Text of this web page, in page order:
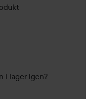
i lager igen?